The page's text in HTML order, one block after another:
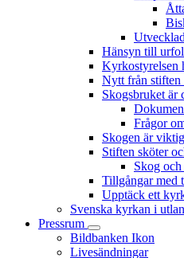
Hänsyn till
Kyrkostyrelsen
Nytt från stiften
Skogsbruket är
Frågor
Skogen är
Stiften sköter
Skog
Tillgångar med
Upptäck ett
Svenska kyrkan i
Pressrum
Bildbanken Ikon
Livesändningar